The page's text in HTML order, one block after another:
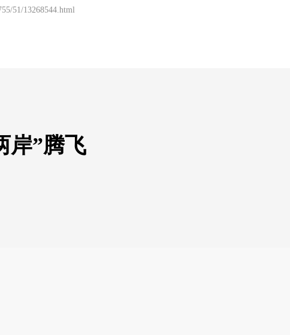
51/13268544.html
岸”腾飞